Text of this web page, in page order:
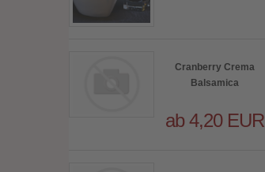
Cranberry Crema
Balsamica
ab 4,20 EUR